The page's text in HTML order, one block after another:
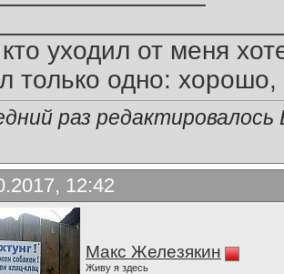
уходил от меня
только одно:
раз
12:42
Макс Железякин
Живу я здесь